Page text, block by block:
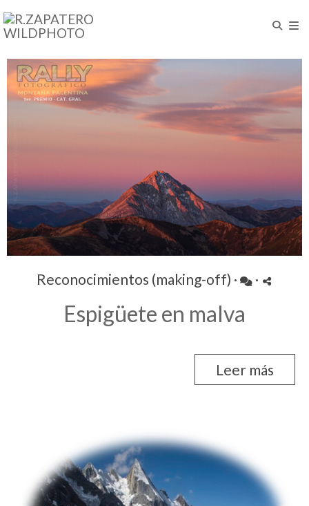
Reconocimientos (making-off) · ·
Espigüete en malva
Leer más